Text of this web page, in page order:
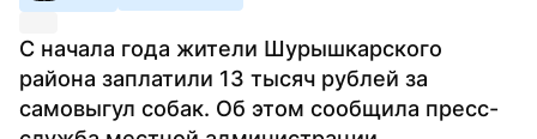
С начала года жители Шурышкарского
района заплатили 13 тысяч рублей за
самовыгул собак. Об этом сообщила пресс-